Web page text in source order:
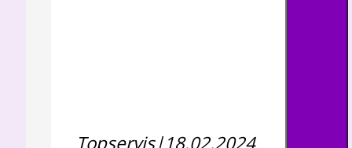
Topservis| 18.02.2024